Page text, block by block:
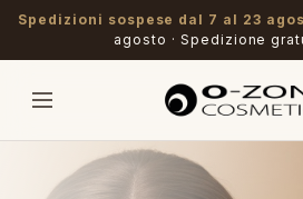
Spedizioni sospese dal 7 al 23
agosto · Spedizione